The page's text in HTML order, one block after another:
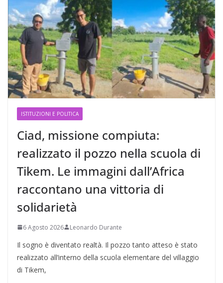
ISTITUZIONI E POLITICA
Ciad, missione compiuta:
realizzato il pozzo nella scuola di
Tikem. Le immagini dall’Africa
raccontano una vittoria di
solidarietà
6 Agosto 2026 Leonardo Durante
Il sogno è diventato realtà. Il pozzo tanto atteso è stato
realizzato all’interno della scuola elementare del villaggio
di Tikem,